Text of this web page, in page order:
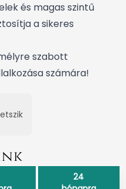
és magas szintű
a sikeres
szabott
számára!
24